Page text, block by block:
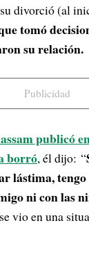
divorció (al
tomó
su relación.
Publicidad
publicó
borró, él dijo: “
lástima,
ni con las
vio en una